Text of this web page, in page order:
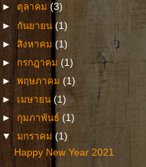
► ตุลาคม(3)
► กันยายน(1)
►สิงหาคม(1)
► กรกฎาคม (1)
►พฤษภาคม(1)
► เมษายน(1)
► กุมภาพันธ์ (1)
▼มกราคม(1)
Happy New Year 2021